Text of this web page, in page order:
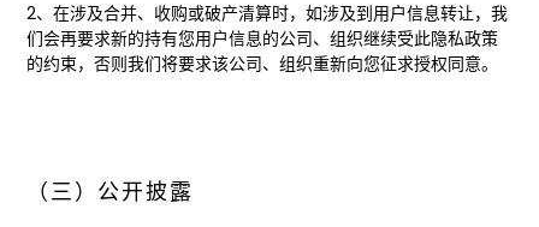
2、在涉及合并、收购或破产清算时，如涉及到用户信息转让，我
们会再要求新的持有您用户信息的公司、组织继续受此隐私政策
的约束，否则我们将要求该公司、组织重新向您征求授权同意。
（三）公开披露